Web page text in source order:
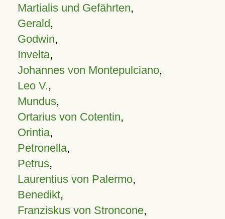
Martialis und Gefährten,
Gerald,
Godwin,
Invelta,
Johannes von Montepulciano,
Leo V.,
Mundus,
Ortarius von Cotentin,
Orintia,
Petronella,
Petrus,
Laurentius von Palermo,
Benedikt,
Franziskus von Stroncone,